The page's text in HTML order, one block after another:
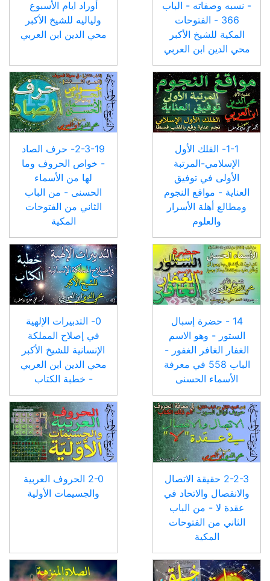
- نسبه وصفاته - الباب
366 - الفتوحات
المكية للشيخ الأكبر
محي الدين ابن العربي
أوراد ايام الأسبوع
ولياليه للشيخ الأكبر
محي الدين ابن العربي
1-1- الفلك الأول
الإسلامي-المرتبة
الأولى في توفيق
العناية - مواقع النجوم
ومطالع أهلة الأسرار
والعلوم
2-3-19- حرف الصاد
- خواص الحروف وما
لها من الأسماء
الحسنى - من الباب
الثاني من الفتوحات
المكية
14 - حضرة إسبال
الستور - وهو الاسم
الغفار الغافر الغفور -
الباب 558 في معرفة
الأسماء الحسنى
0- التدبيرات الإلهية
في إصلاح المملكة
الإنسانية للشيخ الأكبر
محي الدين ابن العربي
- خطبة الكتاب
2-2-3 حقيقة الاتصال
والانفصال والاتحاد في
عقدة لا - من الباب
الثاني من الفتوحات
المكية
2-0 الحروف العربية
والجسيمات الأولية